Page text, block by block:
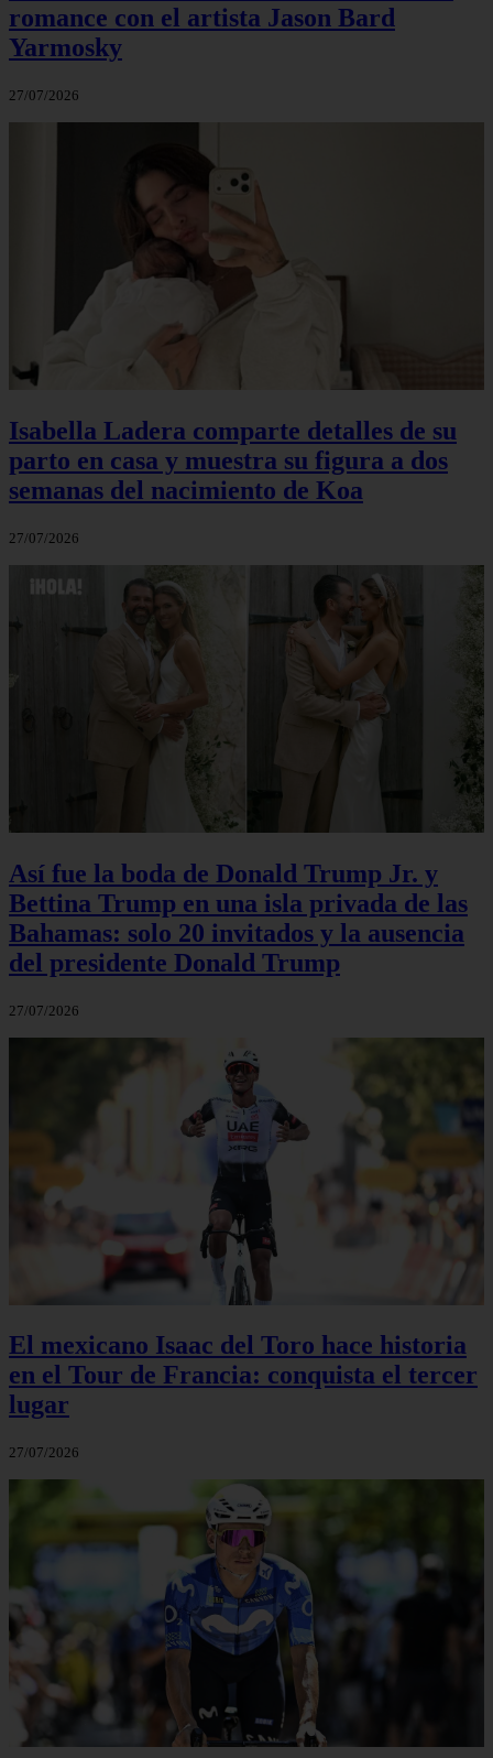
romance con el artista Jason Bard
Yarmosky
27/07/2026
Isabella Ladera comparte detalles de su
parto en casa y muestra su figura a dos
semanas del nacimiento de Koa
27/07/2026
Así fue la boda de Donald Trump Jr. y
Bettina Trump en una isla privada de las
Bahamas: solo 20 invitados y la ausencia
del presidente Donald Trump
27/07/2026
El mexicano Isaac del Toro hace historia
en el Tour de Francia: conquista el tercer
lugar
27/07/2026